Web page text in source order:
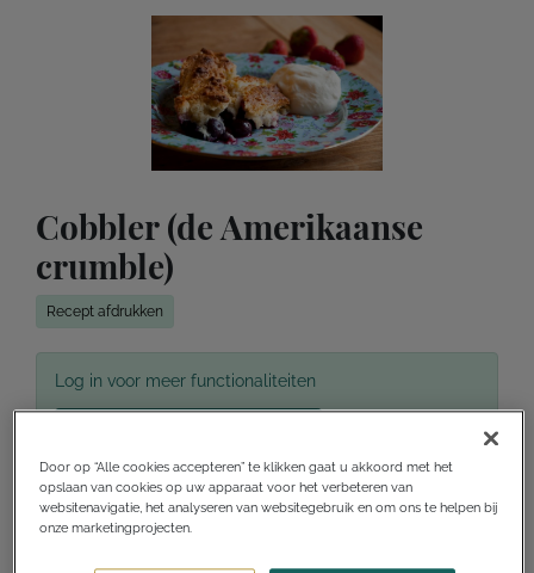
Cobbler (de Amerikaanse
crumble)
Recept afdrukken
Log in voor meer functionaliteiten
Ik wil dit maken Ik heb dit gemaakt
Door op “Alle cookies accepteren” te klikken gaat u akkoord met het
opslaan van cookies op uw apparaat voor het verbeteren van
websitenavigatie, het analyseren van websitegebruik en om ons te helpen bij
onze marketingprojecten.